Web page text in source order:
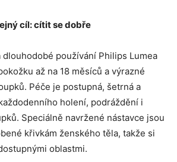
cíl: cítit se dobře
dlouhodobé používání Philips Lumea
až na 18 měsíců a výrazné
Péče je postupná, šetrná a
holení, podráždění i
Speciálně navržené nástavce jsou
křivkám ženského těla, takže si
oblastmi.